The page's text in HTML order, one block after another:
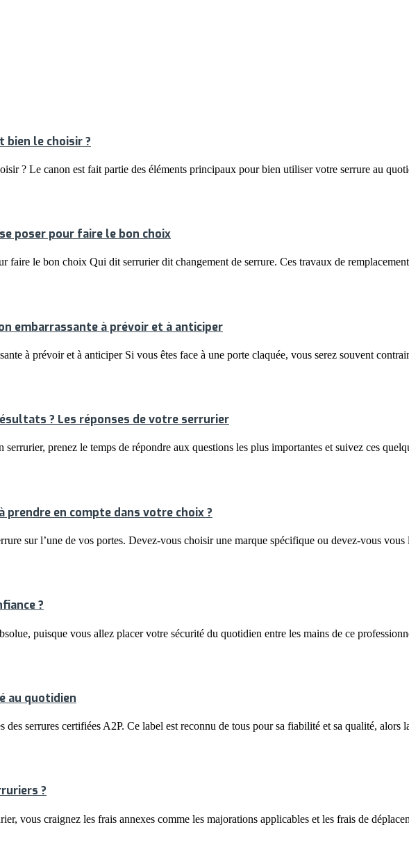
bien le choisir ?
? Le canon est fait partie des éléments principaux pour bien utiliser votre serrure au
poser pour faire le bon choix
faire le bon choix Qui dit serrurier dit changement de serrure. Ces travaux de
embarrassante à prévoir et à anticiper
à prévoir et à anticiper Si vous êtes face à une porte claquée, vous serez souvent
? Les réponses de votre serrurier
serrurier, prenez le temps de répondre aux questions les plus importantes et suivez ces
en compte dans votre choix ?
sur l’une de vos portes. Devez-vous choisir une marque spécifique ou devez-vous
?
puisque vous allez placer votre sécurité du quotidien entre les mains de ce
au quotidien
des serrures certifiées A2P. Ce label est reconnu de tous pour sa fiabilité et sa qualité,
?
vous craignez les frais annexes comme les majorations applicables et les frais de